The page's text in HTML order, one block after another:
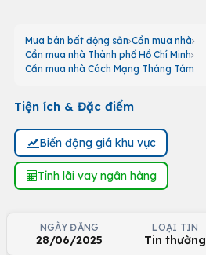
Mua bán bất động sản Cần mua nhà
Cần mua nhà Thành phố Hồ Chí Minh
Cần mua nhà Cách Mạng Tháng Tám
Tiện ích & Đặc điểm
Biến động giá khu vực
Tính lãi vay ngân hàng
NGÀY ĐĂNG
28/06/2025
LOẠI TIN
Tin thường